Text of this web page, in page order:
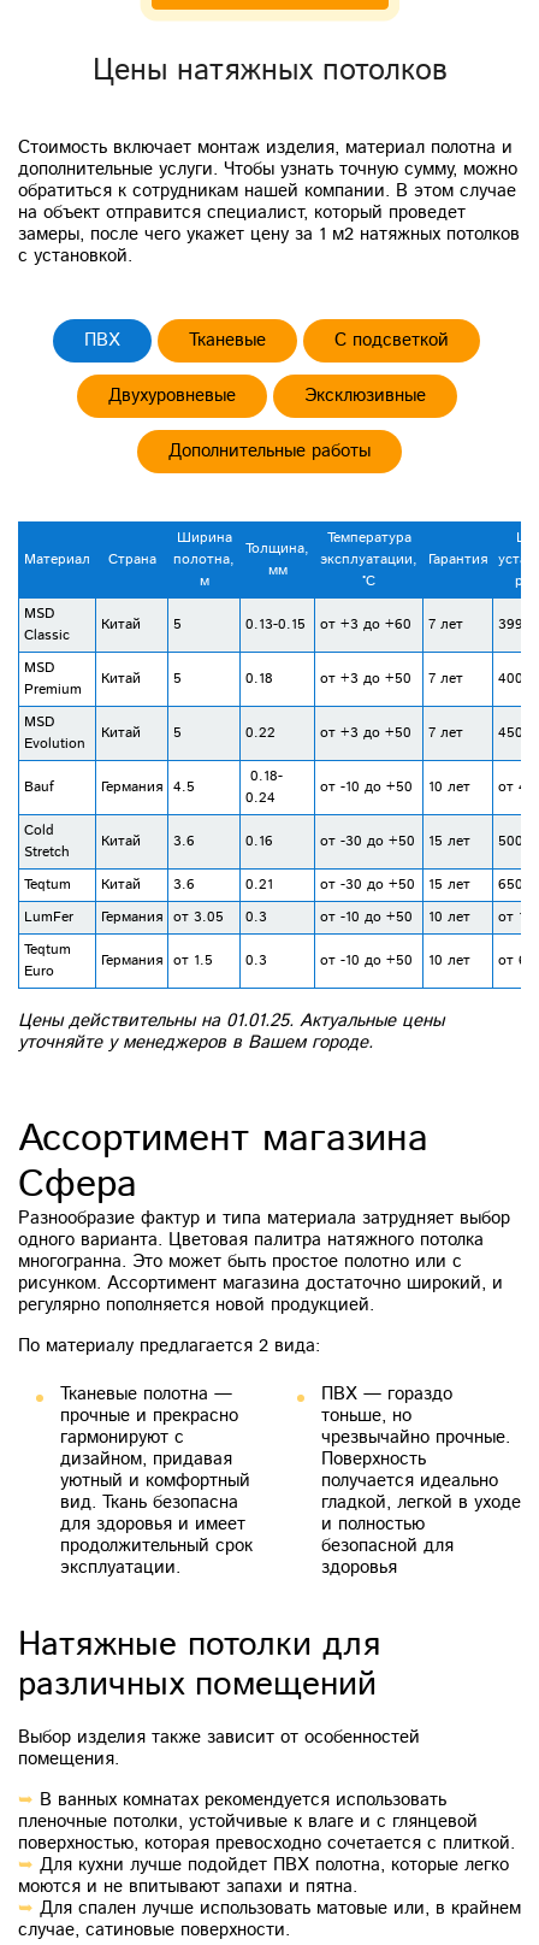
Цены натяжных потолков
Стоимость включает монтаж изделия, материал полотна и
дополнительные услуги. Чтобы узнать точную сумму, можно
обратиться к сотрудникам нашей компании. В этом случае
на объект отправится специалист, который проведет
замеры, после чего укажет цену за 1 м2 натяжных потолков
с установкой.
ПВХ Тканевые С подсветкой
Двухуровневые Эксклюзивные
Дополнительные работы
Материал Страна
Ширина
полотна,
м
Толщина,
мм
Температура
эксплуатации,
°С
Гарантия
MSD
Classic
Китай 5 0.13-0.15 от +3 до +60 7 лет 399-
MSD
Premium
Китай 5 0.18 от +3 до +50 7 лет 400-
MSD
Evolution
Китай 5 0.22 от +3 до +50 7 лет 450-
Bauf Германия 4.5
0.18-
0.24
от -10 до +50 10 лет от
Cold
Stretch
Китай 3.6 0.16 от -30 до +50 15 лет 500-
Teqtum Китай 3.6 0.21 от -30 до +50 15 лет
650-
LumFer
Германия от 3.05 0.3 от -10 до +50 10 лет
от
Teqtum
Euro
Германия от 1.5 0.3 от -10 до +50 10 лет от
Цены действительны на 01.01.25. Актуальные цены
уточняйте у менеджеров в Вашем городе.
Ассортимент магазина
Сфера
Разнообразие фактур и типа материала затрудняет выбор
одного варианта. Цветовая палитра натяжного потолка
многогранна. Это может быть простое полотно или с
рисунком. Ассортимент магазина достаточно широкий, и
регулярно пополняется новой продукцией.
По материалу предлагается 2 вида:
Тканевые полотна —
прочные и прекрасно
гармонируют с
дизайном, придавая
уютный и комфортный
вид. Ткань безопасна
для здоровья и имеет
продолжительный срок
эксплуатации.
ПВХ — гораздо
тоньше, но
чрезвычайно прочные.
Поверхность
получается идеально
гладкой, легкой в уходе
и полностью
безопасной для
здоровья
Натяжные потолки для
различных помещений
Выбор изделия также зависит от особенностей
помещения.
➥ В ванных комнатах рекомендуется использовать
пленочные потолки, устойчивые к влаге и с глянцевой
поверхностью, которая превосходно сочетается с плиткой.
➥ Для кухни лучше подойдет ПВХ полотна, которые легко
моются и не впитывают запахи и пятна.
➥ Для спален лучше использовать матовые или, в крайнем
случае, сатиновые поверхности.